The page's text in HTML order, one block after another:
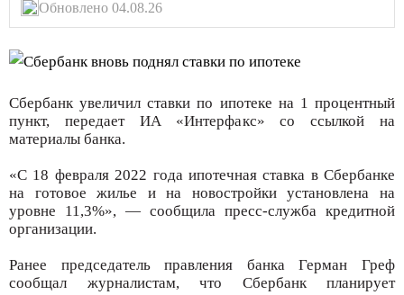
Обновлено 04.08.26
Сбербанк увеличил ставки по ипотеке на 1 процентный
пункт, передает ИА «Интерфакс» со ссылкой на
материалы банка.
«С 18 февраля 2022 года ипотечная ставка в Сбербанке
на готовое жилье и на новостройки установлена на
уровне 11,3%», — сообщила пресс-служба кредитной
организации.
Ранее председатель правления банка Герман Греф
сообщал журналистам, что Сбербанк планирует